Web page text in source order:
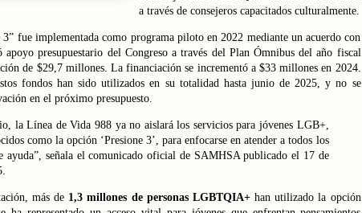
a través de consejeros capacitados culturalmente.
3” fue implementada como programa piloto en 2022 mediante un acuerdo con
presupuestario del Congreso a través del Plan Ómnibus del año fiscal
de $29,7 millones. La financiación se incrementó a $33 millones en 2024.
fondos han sido utilizados en su totalidad hasta junio de 2025, y no se
en el próximo presupuesto.
la Línea de Vida 988 ya no aislará los servicios para jóvenes LGB+,
como la opción ‘Presione 3’, para enfocarse en atender a todos los
ayuda”, señala el comunicado oficial de SAMHSA publicado el 17 de
más de 1,3 millones de personas LGBTQIA+han utilizado la opción